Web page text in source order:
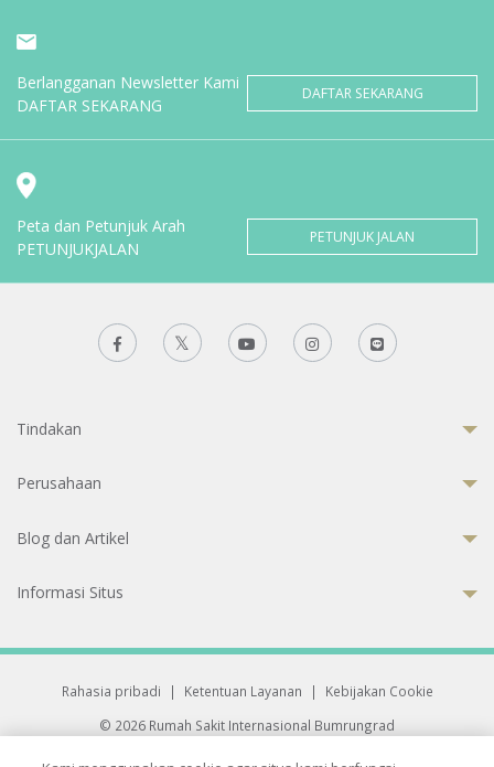
Berlangganan Newsletter Kami
DAFTAR SEKARANG
DAFTAR SEKARANG
Peta dan Petunjuk Arah
PETUNJUKJALAN
PETUNJUK JALAN
Tindakan
Perusahaan
Blog dan Artikel
Informasi Situs
Rahasia pribadi | Ketentuan Layanan |
Kebijakan Cookie
© 2026 Rumah Sakit Internasional Bumrungrad